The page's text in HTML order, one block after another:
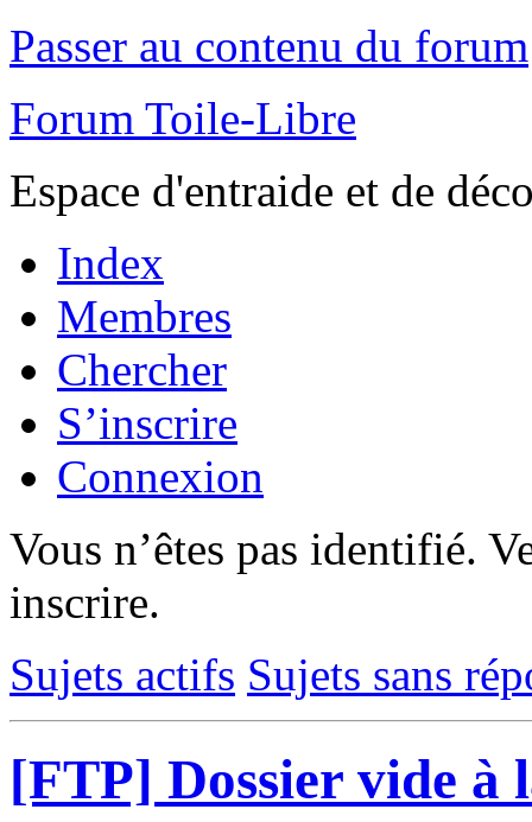
Passer au contenu du forum
Forum Toile-Libre
Espace d'entraide et de
Index
Membres
Chercher
S’inscrire
Connexion
Vous n’êtes pas identifié.
inscrire.
Sujets actifs Sujets sans
[FTP] Dossier vide à